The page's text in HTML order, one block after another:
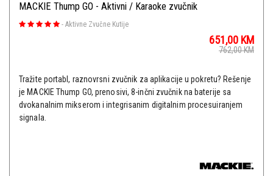
MACKIE Thump GO - Aktivni / Karaoke zvučnik
- Aktivne Zvučne Kutije
651,00 KM
762,00KM
Tražite portabl, raznovrsni zvučnik za aplikacije u pokretu? Rešenje
je MACKIE Thump GO, prenosivi, 8-inčni zvučnik na baterije sa
dvokanalnim mikserom i integrisanim digitalnim procesuiranjem
signala.